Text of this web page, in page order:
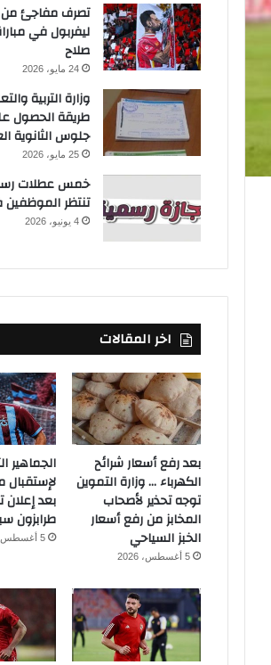
تصرف مفاجئ من
ليفربول في
صلاح
24 مايو، 2026
وزارة التربية
طريقة الحصول
جلوس الثانوية
25 مايو، 2026
خمس عطلات
تنتظر الموظفين
4 يونيو، 2026
اخر المقالات
بعد رفع أسعار شرائح
الكهرباء … وزارة التموين
توجه تحذير لأصحاب
المخابز من رفع أسعار
الخبز السياحي
5 أغسطس، 2026
الجماهير
بعد
طرابزون
5 أغسطس، 2026